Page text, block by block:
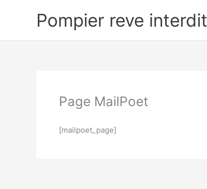
Pompier reve interdit
Page MailPoet
[mailpoet_page]